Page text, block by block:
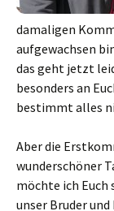
damaligen
aufgewachsen
das geht jetzt
besonders an
bestimmt alles
Aber die
wunderschöner
möchte ich Euch
unser Bruder